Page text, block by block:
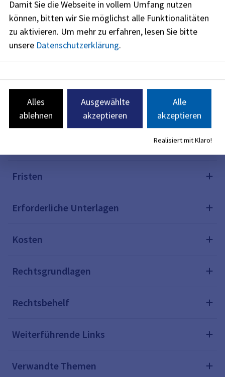
Online-Antrag ganz einfach direkt über Ihren
Internetbrowser aus. In vielen Fällen sparen Sie sich
damit den Gang zur Behörde.
Beschreibung
Voraussetzungen
Fristen
Erforderliche Unterlagen
Kosten
Rechtsgrundlagen
Rechtsbehelf
Weiterführende Links
Verwandte Themen
Damit Sie die Webseite in vollem Umfang nutzen
können, bitten wir Sie möglichst alle Funktionalitäten
zu aktivieren. Um mehr zu erfahren, lesen Sie bitte
unsere Datenschutzerklärung.
Alles
ablehnen
Ausgewählte
akzeptieren
Alle
akzeptieren
Realisiert mit Klaro!